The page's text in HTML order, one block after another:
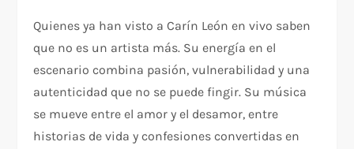
Quienes ya han visto a Carín León en vivo saben
que no es un artista más. Su energía en el
escenario combina pasión, vulnerabilidad y una
autenticidad que no se puede fingir. Su música
se mueve entre el amor y el desamor, entre
historias de vida y confesiones convertidas en